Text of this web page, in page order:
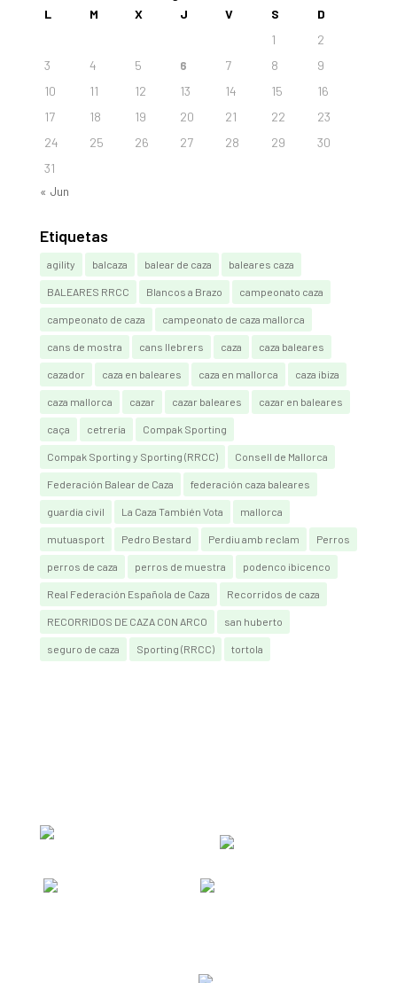
L M X J V S
D
1
2
3
4 5 6 7 8
9
10
11 12 13 14 15
16
17
18 19 20 21 22
23
24
25 26 27 28 29
30
31
« Jun
Etiquetas
agility balcaza balear de caza baleares caza
BALEARES RRCC Blancos a Brazo campeonato caza
campeonato de caza campeonato de caza mallorca
cans de mostra cans llebrers caza caza baleares
cazador caza en baleares caza en mallorca caza ibiza
caza mallorca cazar cazar baleares cazar en baleares
caça cetrería Compak Sporting
Compak Sporting y Sporting (RRCC) Consell de Mallorca
Federación Balear de Caza federación caza baleares
guardia civil La Caza También Vota mallorca
mutuasport Pedro Bestard Perdiu amb reclam Perros
perros de caza perros de muestra podenco ibicenco
Real Federación Española de Caza Recorridos de caza
RECORRIDOS DE CAZA CON ARCO san huberto
seguro de caza Sporting (RRCC) tortola